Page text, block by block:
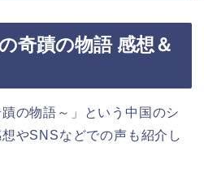
奇蹟の物語 感想＆
の物語～」という中国のシ
やSNSなどでの声も紹介し